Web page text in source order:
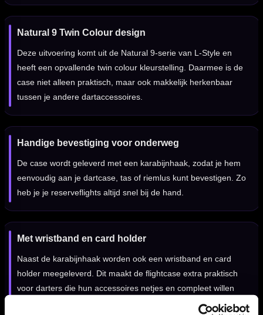
Natural 9 Twin Colour design
Deze uitvoering komt uit de Natural 9-serie van L-Style en
heeft een opvallende twin colour kleurstelling. Daarmee is de
case niet alleen praktisch, maar ook makkelijk herkenbaar
tussen je andere dartaccessoires.
Handige bevestiging voor onderweg
De case wordt geleverd met een karabijnhaak, zodat je hem
eenvoudig aan je dartcase, tas of riemlus kunt bevestigen. Zo
heb je je reserveflights altijd snel bij de hand.
Met wristband en card holder
Naast de karabijnhaak worden ook een wristband en card
holder meegeleverd. Dit maakt de flightcase extra praktisch
voor darters die hun accessoires netjes en compleet willen